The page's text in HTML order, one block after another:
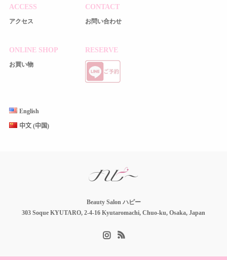
ACCESS
アクセス
CONTACT
お問い合わせ
ONLINE SHOP
お買い物
RESERVE
English
中文 (中国)
Beauty Salon ハピー
303 Soque KYUTARO, 2-4-16 Kyutaromachi, Chuo-ku, Osaka, Japan